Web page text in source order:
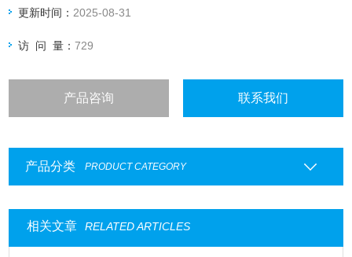
更新时间： 2025-08-31
访 问 量：729
产品咨询 联系我们
产品分类 PRODUCT CATEGORY
相关文章 RELATED ARTICLES